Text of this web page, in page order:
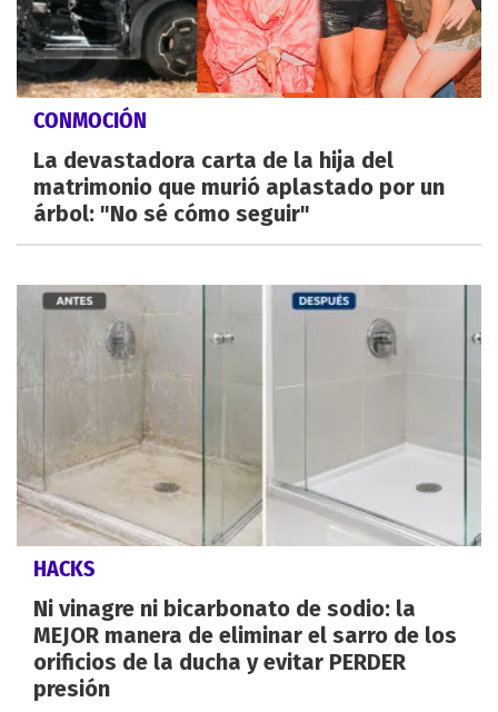
CONMOCIÓN
La devastadora carta de la hija del
matrimonio que murió aplastado por un
árbol: "No sé cómo seguir"
HACKS
Ni vinagre ni bicarbonato de sodio: la
MEJOR manera de eliminar el sarro de los
orificios de la ducha y evitar PERDER
presión